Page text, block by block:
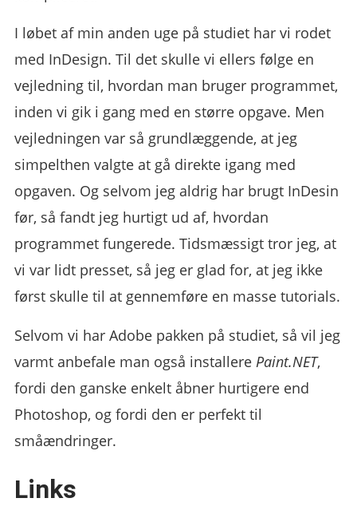
I løbet af min anden uge på studiet har vi rodet
med InDesign. Til det skulle vi ellers følge en
vejledning til, hvordan man bruger programmet,
inden vi gik i gang med en større opgave. Men
vejledningen var så grundlæggende, at jeg
simpelthen valgte at gå direkte igang med
opgaven. Og selvom jeg aldrig har brugt InDesin
før, så fandt jeg hurtigt ud af, hvordan
programmet fungerede. Tidsmæssigt tror jeg, at
vi var lidt presset, så jeg er glad for, at jeg ikke
først skulle til at gennemføre en masse tutorials.
Selvom vi har Adobe pakken på studiet, så vil jeg
varmt anbefale man også installerePaint.NET,
fordi den ganske enkelt åbner hurtigere end
Photoshop, og fordi den er perfekt til
småændringer.
Links